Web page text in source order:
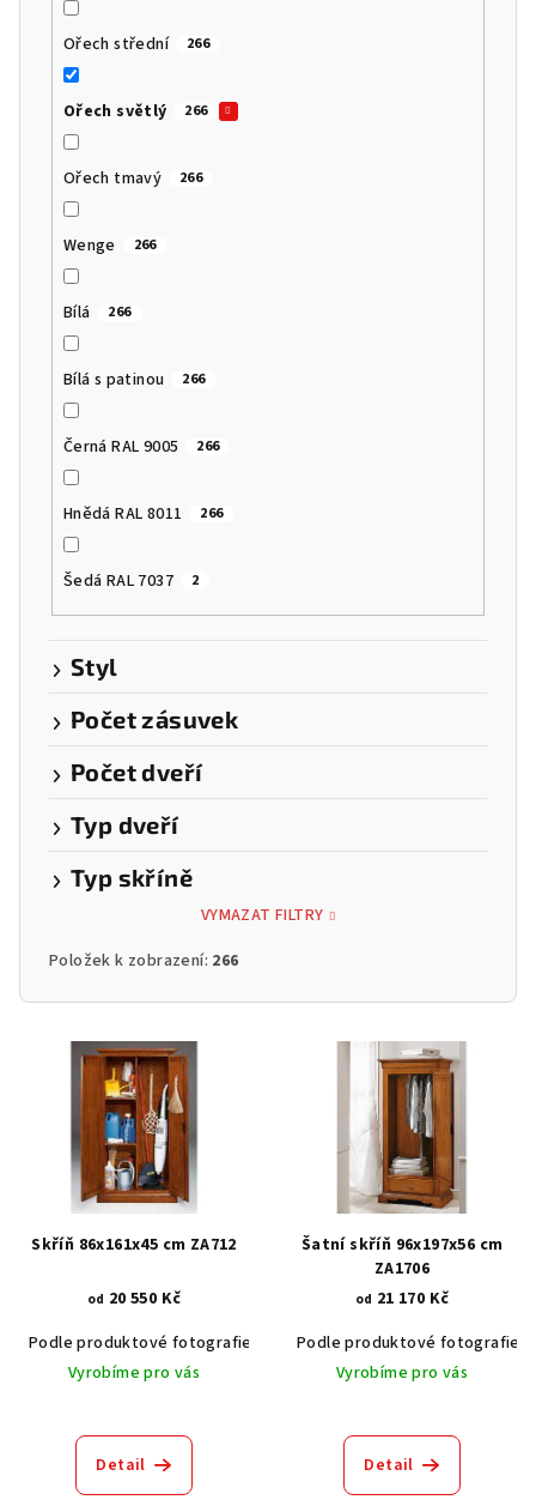
Ořech střední 266
Ořech světlý 266
Ořech tmavý 266
Wenge 266
Bílá 266
Bílá s patinou 266
Černá RAL 9005 266
Hnědá RAL 8011 266
Šedá RAL 7037 2
Styl
Počet zásuvek
Počet dveří
Typ dveří
Typ skříně
VYMAZAT FILTRY
Položek k zobrazení: 266
Skříň 86x161x45 cm ZA712
od 20 550 Kč
Podle produktové fotografie
Akát vintage BT1551
Dub světlý
Vyrobíme pro vás
Detail
Šatní skříň 96x197x56 cm
ZA1706
od 21 170 Kč
Podle produktové fotografie
Vyrobíme pro vás
Detail